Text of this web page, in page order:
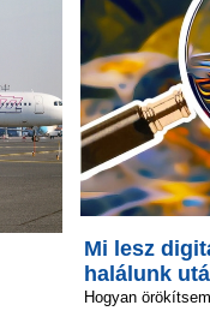
Mi lesz
halálunk
Hogyan